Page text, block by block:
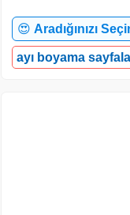
😍 Aradığınızı
ayı boyama